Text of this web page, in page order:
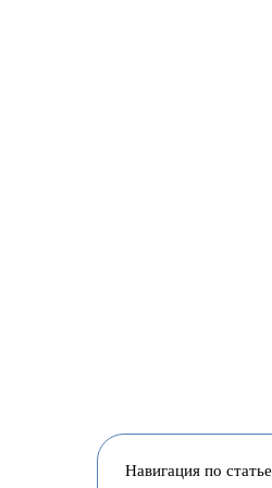
Навигация по статье